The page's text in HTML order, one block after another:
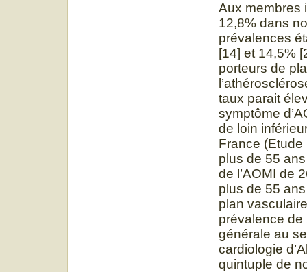
Aux membres
12,8% dans
prévalences
[14] et 14,5%
porteurs de
taux parait
symptôme
de loin
France
plus de 55
de l’AOMI de
plus de 55
plan
prévalence de
générale au
cardiologie
quintuple de